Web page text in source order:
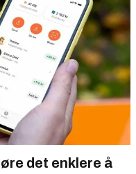
det enklere å